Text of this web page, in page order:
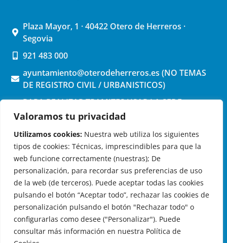
Valoramos tu privacidad
Utilizamos cookies: Nuestra web utiliza los siguientes
tipos de cookies: Técnicas, imprescindibles para que la
web funcione correctamente (nuestras); De
personalización, para recordar sus preferencias de uso
de la web (de terceros). Puede aceptar todas las cookies
pulsando el botón “Aceptar todo”, rechazar las cookies de
personalización pulsando el botón "Rechazar todo" o
configurarlas como desee ("Personalizar"). Puede
consultar más información en nuestra Política de
Plaza Mayor, 1 · 40422 Otero de Herreros ·
Segovia
921 483 000
ayuntamiento@oterodeherreros.es (NO TEMAS
DE REGISTRO CIVIL / URBANISTICOS)
PARA REALIZAR TRAMITES USAR LA SEDE
ELECTRONICA (pinchar aquí)
OTERO DE HERREROS EN LAS REDES